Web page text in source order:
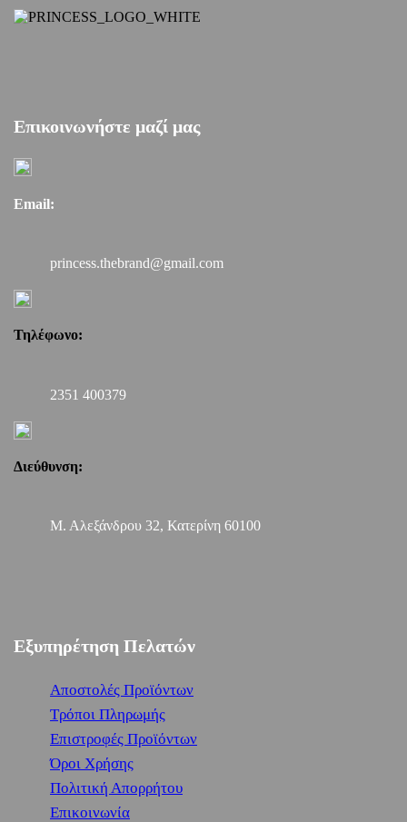
Επικοινωνήστε μαζί μας
Email:
princess.thebrand@gmail.com
Τηλέφωνο:
2351 400379
Διεύθυνση:
Μ. Αλεξάνδρου 32, Κατερίνη 60100
Εξυπηρέτηση Πελατών
Αποστολές Προϊόντων
Τρόποι Πληρωμής
Επιστροφές Προϊόντων
Όροι Χρήσης
Πολιτική Απορρήτου
Επικοινωνία